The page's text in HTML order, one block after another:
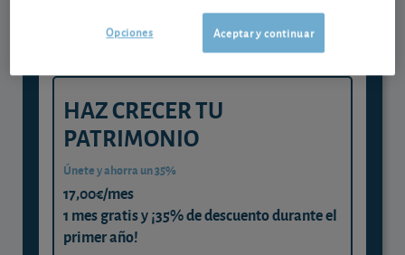
HAZ CRECER TU
PATRIMONIO
Únete y ahorra un 35%
17,00€/mes
1 mes gratis y ¡35% de descuento durante el
primer año!
Aceptar y continuar
Opciones